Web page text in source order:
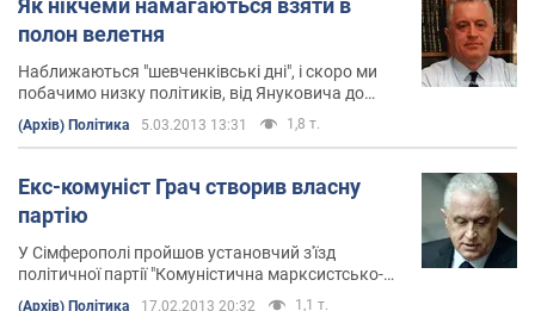
Як нікчеми намагаються взяти в
полон велетня
Наближаються "шевченківські дні", і скоро ми
побачимо низку політиків, від Януковича до
Тягнибока, які потягнуться з вінками і квітами
до пам'ятників великому поетові ...
(Архів) Політика 5.03.2013 13:31 1,8 т.
Екс-комуніст Грач створив власну
партію
У Сімферополі пройшов установчий з'їзд
політичної партії "Комуністична марксистсько-
ленінська партія України"
(Архів) Політика 17.02.2013 20:32 1,1 т.